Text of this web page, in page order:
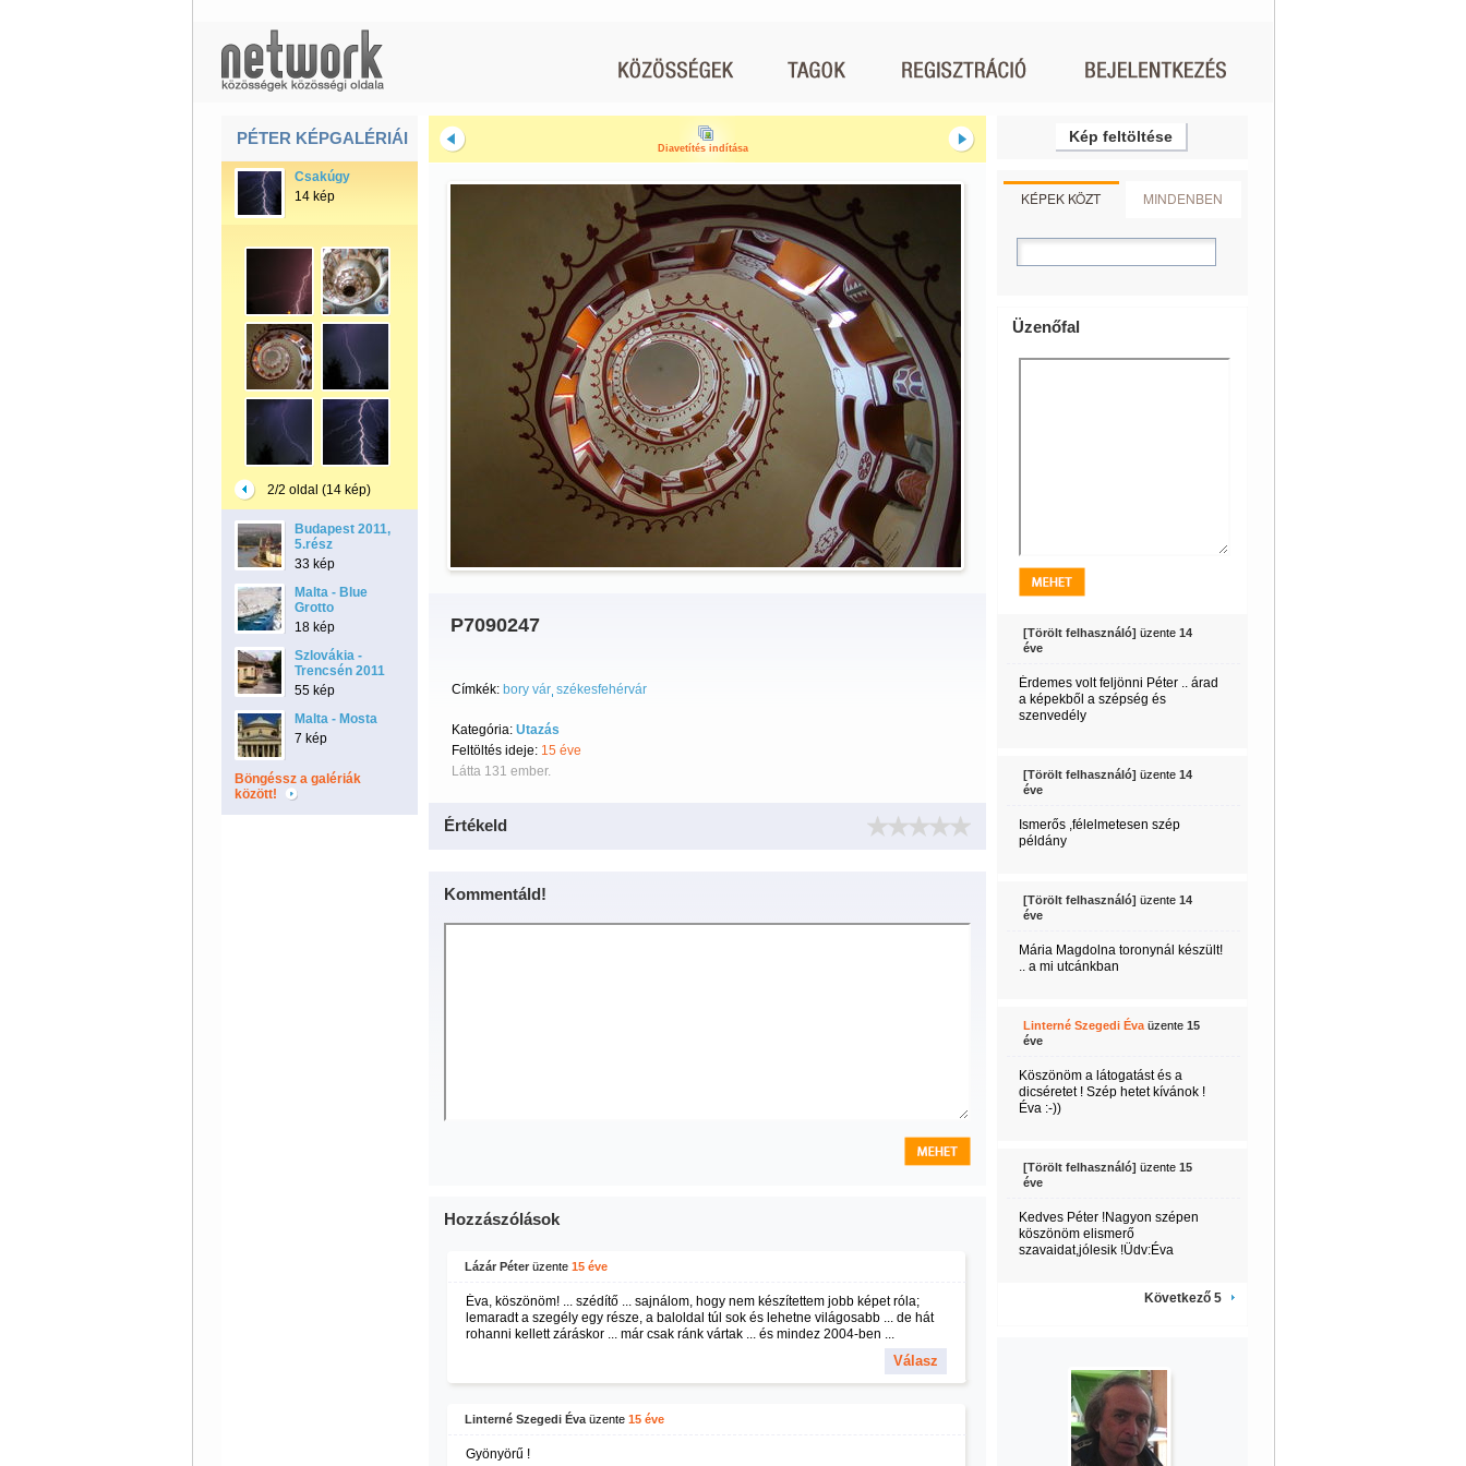
PÉTER KÉPGALÉRIÁI
Csakúgy
14 kép
2/2 oldal (14 kép)
Budapest 2011,
5.rész
33 kép
Malta - Blue
Grotto
18 kép
Szlovákia -
Trencsén 2011
55 kép
Malta - Mosta
7 kép
Böngéssz a galériák
között!
Diavetítés indítása
P7090247
Címkék: bory vár székesfehérvár
Kategória: Utazás
Feltöltés ideje: 15 éve
Látta 131 ember.
Értékeld
Kommentáld!
Hozzászólások
Lázár Péterüzente 15 éve
Éva, köszönöm! ... szédítő ... sajnálom, hogy nem készítettem jobb képet róla;
lemaradt a szegély egy része, a baloldal túl sok és lehetne világosabb ... de hát
rohanni kellett záráskor ... már csak ránk vártak ... és mindez 2004-ben ...
Válasz
Linterné Szegedi Évaüzente 15 éve
Gyönyörű !
Kép feltöltése
KÉPEK KÖZT MINDENBEN
Üzenőfal
[Törölt felhasználó] üzente 14
éve
Érdemes volt feljönni Péter .. árad
a képekből a szépség és
szenvedély
[Törölt felhasználó] üzente 14
éve
Ismerős ,félelmetesen szép
példány
[Törölt felhasználó] üzente 14
éve
Mária Magdolna toronynál készült!
.. a mi utcánkban
Linterné Szegedi Évaüzente 15
éve
Köszönöm a látogatást és a
dicséretet ! Szép hetet kívánok !
Éva :-))
[Törölt felhasználó] üzente 15
éve
Kedves Péter !Nagyon szépen
köszönöm elismerő
szavaidat,jólesik !Üdv:Éva
Következő 5